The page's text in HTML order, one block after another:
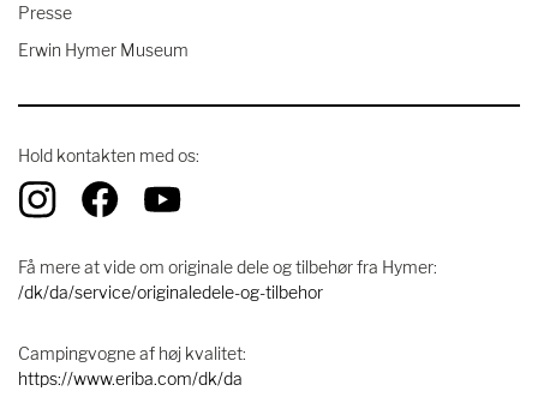
Presse
Erwin Hymer Museum
Hold kontakten med os:
Få mere at vide om originale dele og tilbehør fra Hymer:
/dk/da/service/originaledele-og-tilbehor
Campingvogne af høj kvalitet:
https://www.eriba.com/dk/da